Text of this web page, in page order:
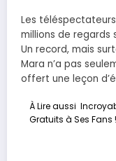
Les
millions de regards
Un record, mais
Mara n’a pas
offert une leçon
À Lire aussi
Gratuits à Ses Fans !